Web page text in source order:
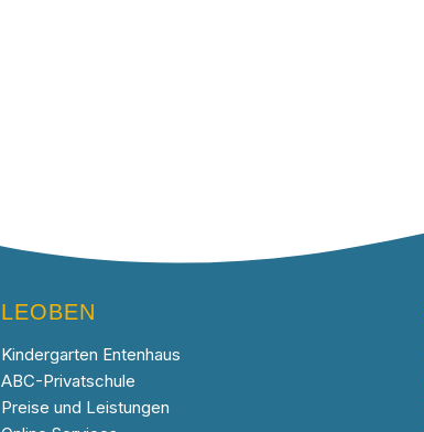
LEOBEN
Kindergarten Entenhaus
ABC-Privatschule
Preise und Leistungen